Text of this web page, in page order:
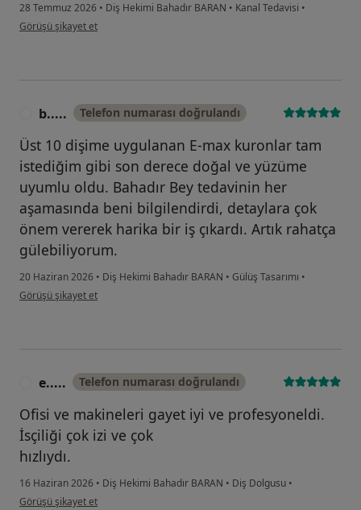
28 Temmuz 2026 • Diş Hekimi Bahadır BARAN • Kanal Tedavisi •
kullanıcının görüşüne göre t....
Görüşü şikayet et
b..... Telefon numarası doğrulandı
Üst 10 dişime uygulanan E-max kuronlar tam
istediğim gibi son derece doğal ve yüzüme
uyumlu oldu. Bahadır Bey tedavinin her
aşamasında beni bilgilendirdi, detaylara çok
önem vererek harika bir iş çıkardı. Artık rahatça
gülebiliyorum.
20 Haziran 2026 • Diş Hekimi Bahadır BARAN • Gülüş Tasarımı •
kullanıcının görüşüne göre b.....
Görüşü şikayet et
e..... Telefon numarası doğrulandı
Ofisi ve makineleri gayet iyi ve profesyoneldi.
İsçiliği çok izi ve çok
hızlıydı.
16 Haziran 2026 • Diş Hekimi Bahadır BARAN • Diş Dolgusu •
kullanıcının görüşüne göre e.....
Görüşü şikayet et